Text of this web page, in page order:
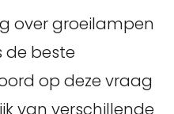
over groeilampen
de beste
op deze vraag